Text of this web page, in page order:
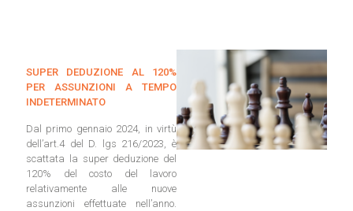
SUPER DEDUZIONE AL 120%
PER ASSUNZIONI A TEMPO
INDETERMINATO
Dal primo gennaio 2024, in virtù
dell’art.4 del D. lgs 216/2023, è
scattata la super deduzione del
120% del costo del lavoro
relativamente alle nuove
assunzioni effettuate nell’anno.